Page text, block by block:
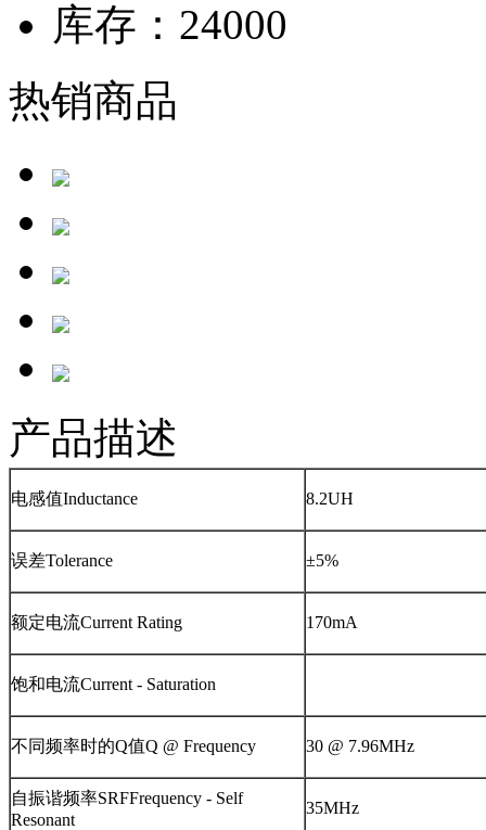
库存： 24000
热销商品
产品描述
电感值Inductance 8.2UH
误差Tolerance ±5%
额定电流Current Rating 170mA
饱和电流Current - Saturation
不同频率时的Q值Q @ Frequency 30 @ 7.96MHz
自振谐频率SRFFrequency - Self
Resonant
35MHz